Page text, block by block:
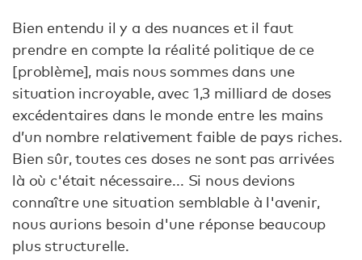
Bien entendu il y a des nuances et il faut
prendre en compte la réalité politique de ce
[problème], mais nous sommes dans une
situation incroyable, avec 1,3 milliard de doses
excédentaires dans le monde entre les mains
d’un nombre relativement faible de pays riches.
Bien sûr, toutes ces doses ne sont pas arrivées
là où c'était nécessaire... Si nous devions
connaître une situation semblable à l'avenir,
nous aurions besoin d'une réponse beaucoup
plus structurelle.